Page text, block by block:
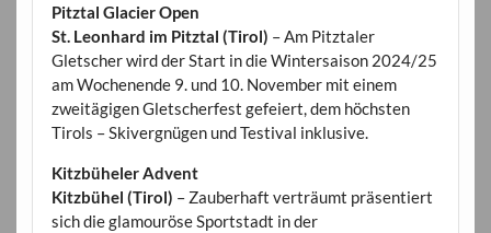
Pitztal Glacier Open
St. Leonhard im Pitztal (Tirol) – Am Pitztaler
Gletscher wird der Start in die Wintersaison 2024/25
am Wochenende 9. und 10. November mit einem
zweitägigen Gletscherfest gefeiert, dem höchsten
Tirols – Skivergnügen und Testival inklusive.
Kitzbüheler Advent
Kitzbühel (Tirol) – Zauberhaft verträumt präsentiert
sich die glamouröse Sportstadt in der